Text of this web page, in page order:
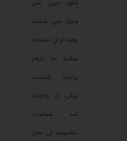
شلوار جین سن
وسال نمی شناسد
وهمه از ان استفاده
میکنند اما بازهم
برازنده شماست
ویکی از واجبات
کمد شماست.
مخصوصا لی های